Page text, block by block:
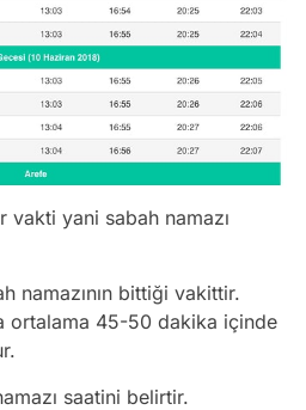
vakti yani sabah namazı
namazının bittiği vakittir.
ortalama 45-50 dakika içinde
saatini belirtir.